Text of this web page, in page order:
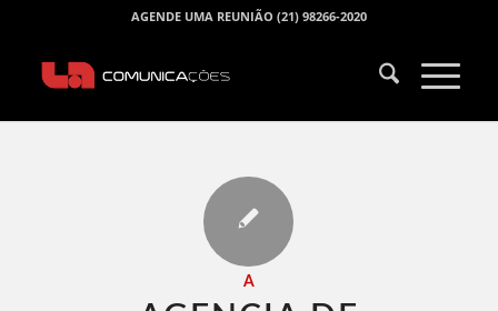
AGENDE UMA REUNIÃO (21) 98266-2020
A